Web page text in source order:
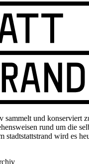
sammelt und konserviert
rund um die
stadtstattstrand wird es